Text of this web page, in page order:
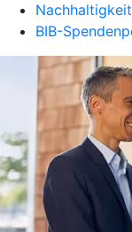
Nachhaltigkeit
BIB-